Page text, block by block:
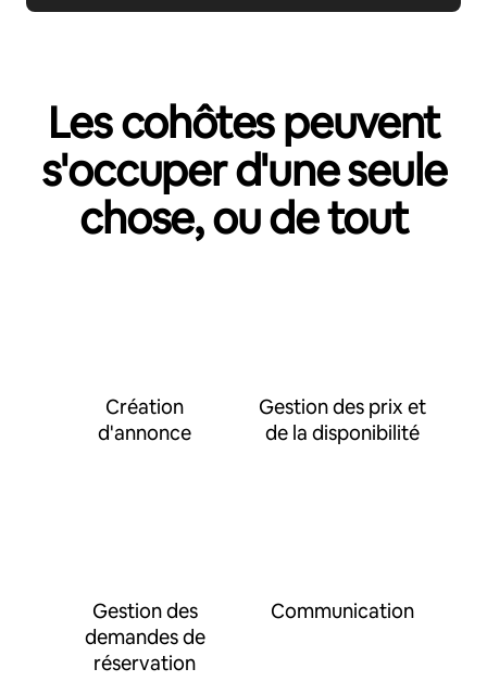
Les cohôtes peuvent
s'occuper d'une seule
chose, ou de tout
Création
d'annonce
Gestion des prix et
de la disponibilité
Gestion des
demandes de
réservation
Communication